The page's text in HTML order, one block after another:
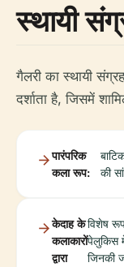
स्थायी
गैलरी का स्थायी
दर्शाता है, जिसमें
पारंपरिक
कला रूप:
की
केदाह के
कलाकारों
द्वारा
विशेष
पेलुकिस
जिनकी